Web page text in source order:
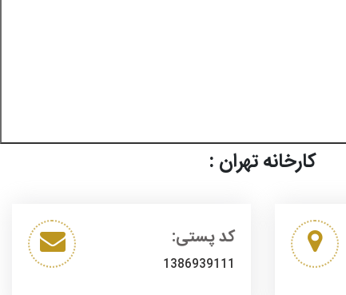
کارخانه تهران :
کد پستی:
1386939111